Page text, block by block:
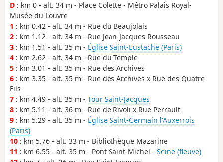
D : km 0 - alt. 34 m - Place Colette - Métro Palais Royal-
Musée du Louvre
1 : km 0.42 - alt. 34 m - Rue du Beaujolais
2 : km 1.12 - alt. 34 m - Rue Jean-Jacques Rousseau
3 : km 1.51 - alt. 35 m - Église Saint-Eustache (Paris)
4 : km 2.62 - alt. 34 m - Rue du Temple
5 : km 3.01 - alt. 35 m - Rue des Archives
6 : km 3.35 - alt. 35 m - Rue des Archives x Rue des Quatre
Fils
7 : km 4.49 - alt. 35 m - Tour Saint-Jacques
8 : km 5.11 - alt. 36 m - Rue de Rivoli x Rue Perrault
9 : km 5.29 - alt. 35 m - Église Saint-Germain l'Auxerrois
(Paris)
10 : km 5.76 - alt. 33 m - Bibliothèque Mazarine
11 : km 6.55 - alt. 35 m - Pont Saint-Michel - Seine (fleuve)